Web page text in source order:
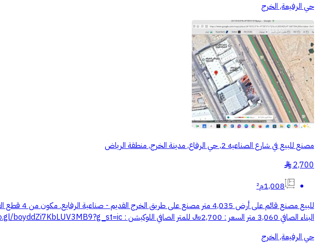
حي الرفيعة, الخرج
مصنع للبيع في شارع الصناعيه 2, حي الرفاع, مدينة الخرج, منطقة الرياض
2,700
§
1,008م²
البناء الصافي 3,060 متر السعر : 2,700﷼ للمتر الصافي اللوكيشن : https://maps.app.goo.gl/boyddZi7KbLUV3MB9?g_st=ic للتواصل : أبوعبد المحسن : ((الرقم يظهر عند الضغط على اتصال))
حي الرفيعة, الخرج